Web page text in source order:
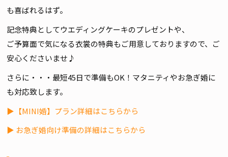
も喜ばれるはず。
記念特典としてウエディングケーキのプレゼントや、
ご予算面で気になる衣裳の特典もご用意しておりますので、ご
安心くださいませ♪
さらに・・・最短45日で準備もOK！マタニティやお急ぎ婚に
も対応致します。
▶【MINI婚】プラン詳細はこちらから
▶ お急ぎ婚向け準備の詳細はこちらから